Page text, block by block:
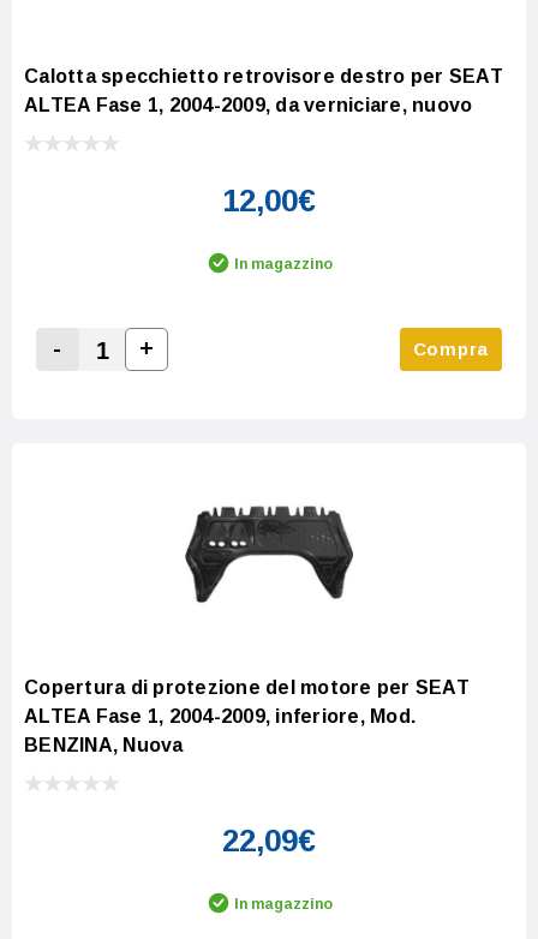
Calotta specchietto retrovisore destro per SEAT
ALTEA Fase 1, 2004-2009, da verniciare, nuovo
12,00€
In magazzino
Decrease Quantity:
-
Increase Quantity:
+ Compra
Copertura di protezione del motore per SEAT
ALTEA Fase 1, 2004-2009, inferiore, Mod.
BENZINA, Nuova
22,09€
In magazzino